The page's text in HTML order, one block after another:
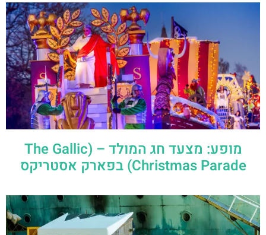
מופע: מצעד חג המולד – (The Gallic
Christmas Parade) בפארק אסטריקס